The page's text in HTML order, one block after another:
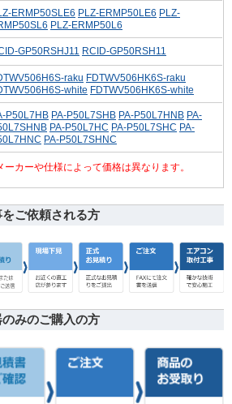
ERMP50SLE6 PLZ-ERMP50LE6 PLZ-
PLZ-ERMP50L6
GP50RSHJ11 RCID-GP50RSH11
raku FDTWV506HK6S-raku
white FDTWV506HK6S-white
P50L7HB PA-P50L7SHB PA-P50L7HNB PA-
PA-P50L7HC PA-P50L7SHC PA-
PA-P50L7SHNC
カーや仕様によって価格は異なります。
ご依頼される方
みのご購入の方